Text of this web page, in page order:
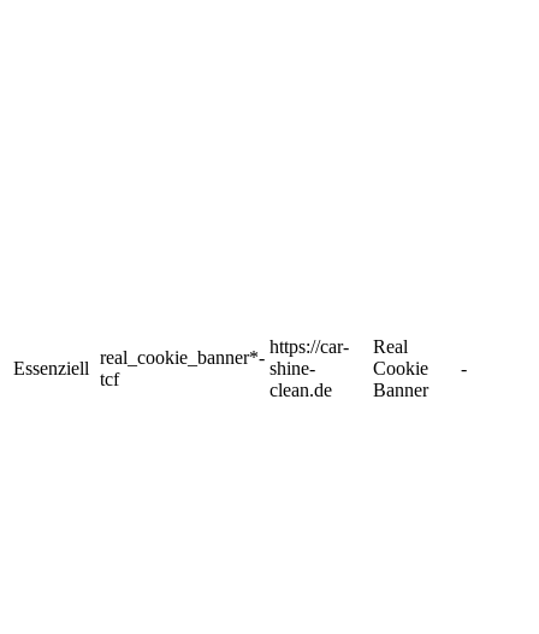
Essenziell
real_cookie_banner*-
tcf
https://car-
shine-
clean.de
Real
Cookie
Banner
-